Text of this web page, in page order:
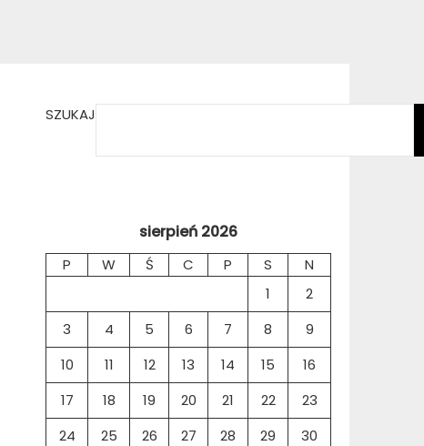
SZUKAJ
sierpień 2026
P W Ś C P S
N
1
2
3
4 5 6 7 8
9
10
11 12 13 14 15
16
17
18 19 20 21 22
23
24
25 26 27 28 29
30